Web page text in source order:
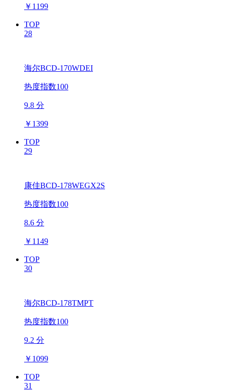
￥ 1199
TOP
28
海尔BCD-170WDEI
热度指数100
9.8 分
￥ 1399
TOP
29
康佳BCD-178WEGX2S
热度指数100
8.6 分
￥ 1149
TOP
30
海尔BCD-178TMPT
热度指数100
9.2 分
￥ 1099
TOP
31